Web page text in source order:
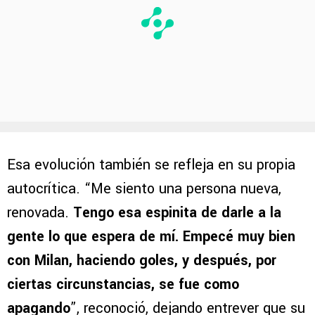
Esa evolución también se refleja en su propia
autocrítica. “Me siento una persona nueva,
renovada. Tengo esa espinita de darle a la
gente lo que espera de mí. Empecé muy bien
con Milan, haciendo goles, y después, por
ciertas circunstancias, se fue como
apagando”, reconoció, dejando entrever que su